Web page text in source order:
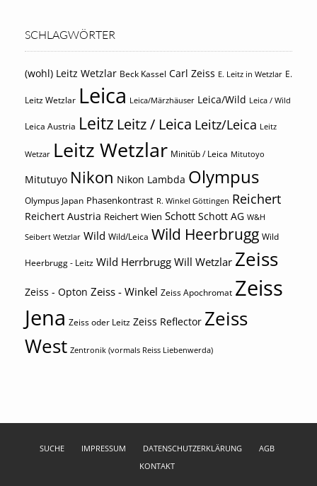
SCHLAGWÖRTER
(wohl) Leitz Wetzlar Beck Kassel Carl Zeiss E. Leitz in Wetzlar E.
Leitz Wetzlar Leica Leica/Märzhäuser Leica/Wild Leica / Wild
Leica Austria Leitz Leitz / Leica Leitz/Leica Leitz
Wetzar Leitz Wetzlar Minitüb / Leica Mitutoyo
Mitutuyo Nikon Nikon Lambda Olympus
Olympus Japan Phasenkontrast R. Winkel Göttingen Reichert
Reichert Austria Reichert Wien Schott Schott AG W&H
Seibert Wetzlar Wild Wild/Leica Wild Heerbrugg Wild
Heerbrugg - Leitz Wild Herrbrugg Will Wetzlar Zeiss
Zeiss - Opton Zeiss - Winkel Zeiss Apochromat Zeiss
Jena Zeiss oder Leitz Zeiss Reflector Zeiss
West Zentronik (vormals Reiss Liebenwerda)
SUCHE IMPRESSUM DATENSCHUTZERKLÄRUNG
AGB
KONTAKT